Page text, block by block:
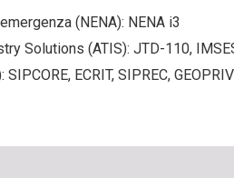
(NENA): NENA i3
Solutions (ATIS): JTD-110,
ECRIT, SIPREC, GEOPRIV